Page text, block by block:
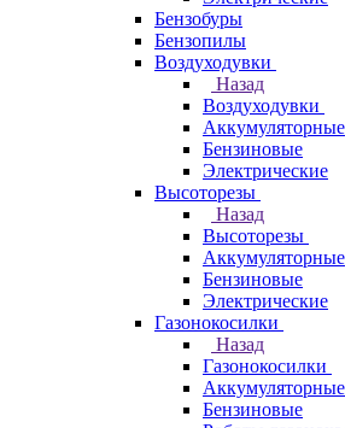
Бензобуры
Бензопилы
Воздуходувки
Назад
Воздуходувки
Аккумуляторные
Бензиновые
Электрические
Высоторезы
Назад
Высоторезы
Аккумуляторные
Бензиновые
Электрические
Газонокосилки
Назад
Газонокосилки
Бензиновые